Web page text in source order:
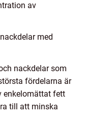
av
med
nackdelar som
fördelarna är
enkelomättat fett
till att minska